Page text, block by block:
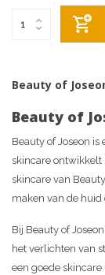
Beauty of
Beauty of
Beauty of Joseon
skincare
skincare van
maken van de huid
Bij Beauty of
het verlichten van
een goede